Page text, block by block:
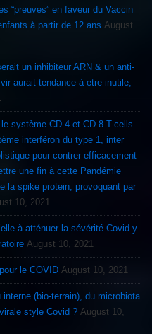
“preuves” en faveur du Vaccin
à partir de 12 ans August
un inhibiteur ARN & un anti-
aurait tendance à etre inutile,
interféron du type 1, inter
pour contrer efficacement
une fin à cette Pandémie
la spike protein, provoquant par
10, 2021
à atténuer la sévérité Covid y
August 10, 2021
le COVID August 10, 2021
(bio-terrain), du microbiota
style Covid ? August 10,